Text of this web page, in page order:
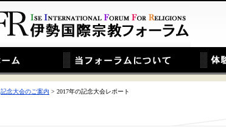
記念大会のご案内 > 2017年の記念大会レポート